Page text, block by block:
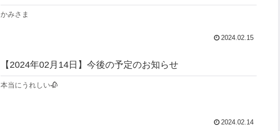
かみさま
2024.02.15
【2024年02月14日】今後の予定のお知らせ
本当にうれしい🥀
2024.02.14